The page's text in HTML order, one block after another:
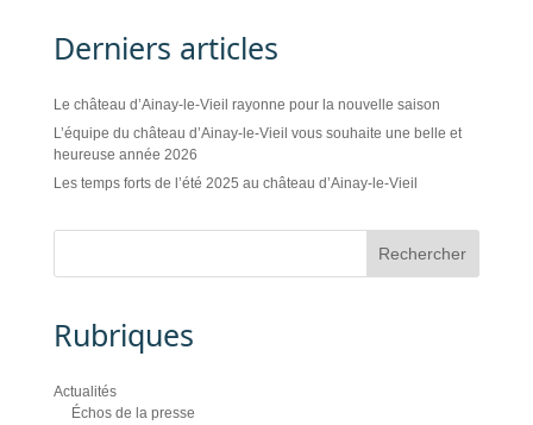
Derniers articles
Le château d’Ainay-le-Vieil rayonne pour la nouvelle saison
L’équipe du château d’Ainay-le-Vieil vous souhaite une belle et
heureuse année 2026
Les temps forts de l’été 2025 au château d’Ainay-le-Vieil
Rubriques
Actualités
Échos de la presse